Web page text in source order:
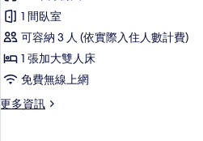
床
的
所
有
相
大
人
床
的
詳
情
傳
統
客
房,
張
1 間臥室
可容納 3 人 (依實際入住人數計費)
1 張加大雙人床
免費無線上網
更多資訊
更